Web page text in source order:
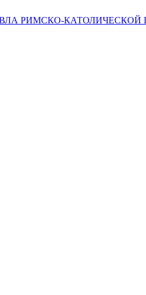
РИМСКО-КАТОЛИЧЕСКОЙ